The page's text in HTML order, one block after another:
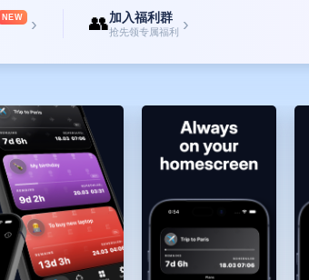
NEW › 👥加入福利群
抢先领专属福利 ›